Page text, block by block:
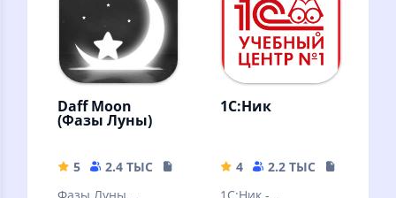
Daff Moon
(Фазы Луны)
5 2.4 ТЫС
13.96 MB
1С:Ник
4 2.2 ТЫС